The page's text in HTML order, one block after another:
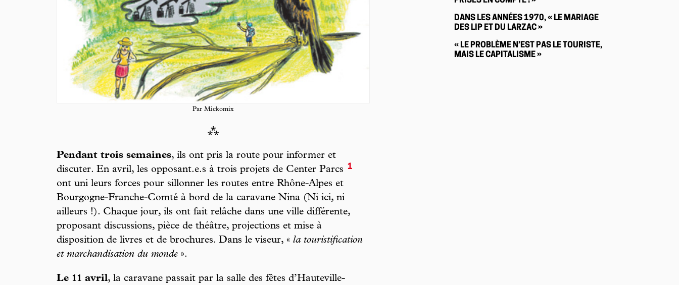
Par Mickomix
⁂
Pendant trois semaines, ils ont pris la route pour informer et
discuter. En avril, les opposant.e.s à trois projets de Center Parcs 1
ont uni leurs forces pour sillonner les routes entre Rhône-Alpes et
Bourgogne-Franche-Comté à bord de la caravane Nina (Ni ici, ni
ailleurs !). Chaque jour, ils ont fait relâche dans une ville différente,
proposant discussions, pièce de théâtre, projections et mise à
disposition de livres et de brochures. Dans le viseur, « la touristification
et marchandisation du monde ».
Le 11 avril, la caravane passait par la salle des fêtes d’Hauteville-
DANS LES ANNÉES 1970, « LE MARIAGE
DES LIP ET DU LARZAC »
« LE PROBLÈME N’EST PAS LE TOURISTE,
MAIS LE CAPITALISME »